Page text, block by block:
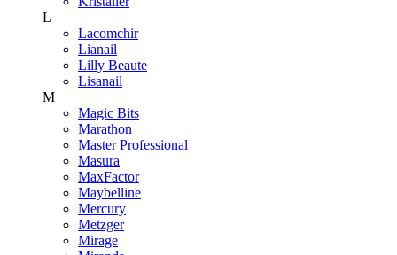
L
Lacomchir
Lianail
Lilly Beaute
Lisanail
M
Magic Bits
Marathon
Master Professional
Masura
MaxFactor
Maybelline
Mercury
Metzger
Mirage